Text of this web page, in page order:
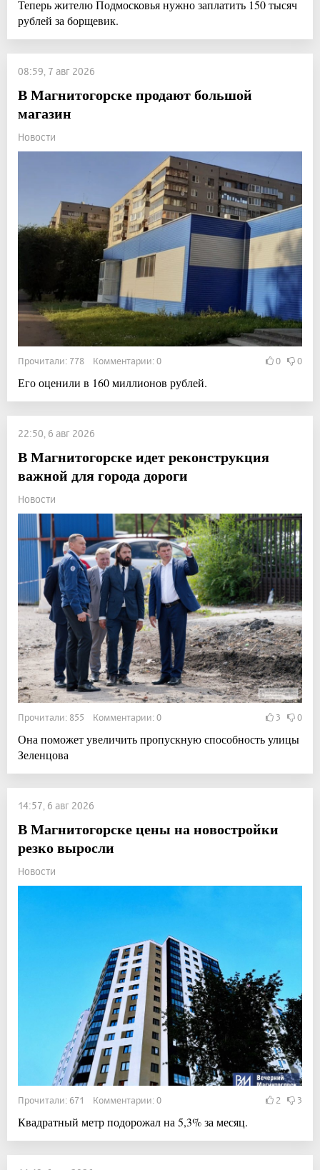
Теперь жителю Подмосковья нужно заплатить 150 тысяч
рублей за борщевик.
08:59, 7 авг 2026
В Магнитогорске продают большой
магазин
Новости
Прочитали: 778 Комментарии: 0 0 0
Его оценили в 160 миллионов рублей.
22:50, 6 авг 2026
В Магнитогорске идет реконструкция
важной для города дороги
Новости
Прочитали: 855 Комментарии: 0 3 0
Она поможет увеличить пропускную способность улицы
Зеленцова
14:57, 6 авг 2026
В Магнитогорске цены на новостройки
резко выросли
Новости
Прочитали: 671 Комментарии: 0 2 3
Квадратный метр подорожал на 5,3% за месяц.